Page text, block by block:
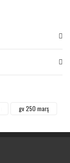
gv 250 marş